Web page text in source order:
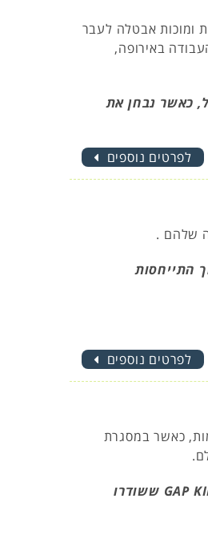
ומוכות אבטלה לעבר
באירופה,
כאשר נבחן את
לפרטים נוספים
שלהם .
התייחסות
לפרטים נוספים
כאשר במסגרת
במסגרת העבודה הנוכחית נבחן ייצוג הילדות כפי שמשתקפים בפרסומות של GAP KIDS ששודרו